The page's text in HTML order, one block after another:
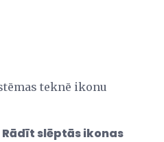
teknē ikonu
Rādīt slēptās ikonas